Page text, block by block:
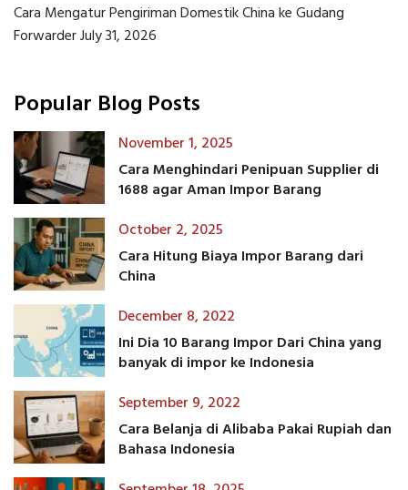
Cara Mengatur Pengiriman Domestik China ke Gudang
ForwarderJuly 31, 2026
Popular Blog Posts
November 1, 2025
Cara Menghindari Penipuan Supplier di
1688 agar Aman Impor Barang
October 2, 2025
Cara Hitung Biaya Impor Barang dari
China
December 8, 2022
Ini Dia 10 Barang Impor Dari China yang
banyak di impor ke Indonesia
September 9, 2022
Cara Belanja di Alibaba Pakai Rupiah dan
Bahasa Indonesia